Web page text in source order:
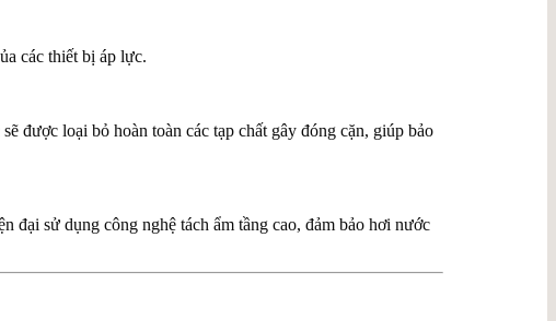
các thiết bị áp lực.
được loại bỏ hoàn toàn các tạp chất gây đóng cặn, giúp bảo
đại sử dụng công nghệ tách ẩm tầng cao, đảm bảo hơi nước